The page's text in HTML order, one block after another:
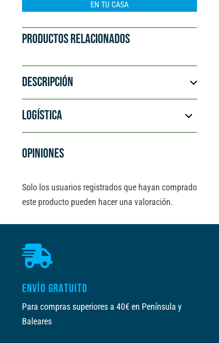
EN TU CASA
PRODUCTOS RELACIONADOS
DESCRIPCIÓN
LOGÍSTICA
OPINIONES
Solo los usuarios registrados que hayan comprado
este producto pueden hacer una valoración.

ENVÍO GRATUITO
Para compras superiores a 40€ en Península y
Baleares